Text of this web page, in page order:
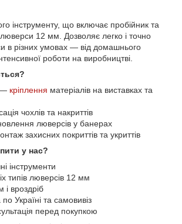
інструменту, що включає пробійник та
12 мм. Дозволяє легко і точно
в різних умовах — від домашнього
роботи на виробництві.
— кріплення матеріалів на виставках та
чохлів та накриттів
люверсів у банерах
захисних покриттів та укриттів
у нас?
інструменти
типів люверсів 12 мм
вроздріб
Україні та самовивіз
перед покупкою